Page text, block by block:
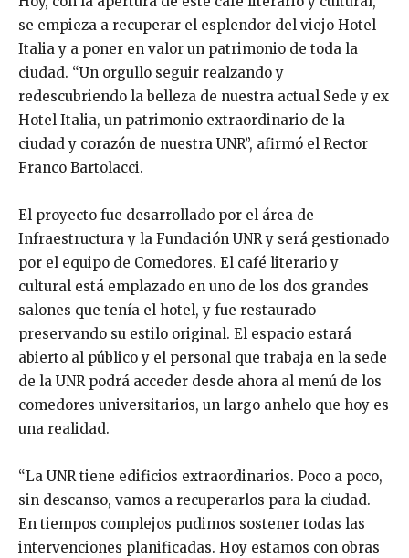
se empieza a recuperar el esplendor del viejo Hotel
Italia y a poner en valor un patrimonio de toda la
ciudad. “Un orgullo seguir realzando y
redescubriendo la belleza de nuestra actual Sede y ex
Hotel Italia, un patrimonio extraordinario de la
ciudad y corazón de nuestra UNR”, afirmó el Rector
Franco Bartolacci.
El proyecto fue desarrollado por el área de
Infraestructura y la Fundación UNR y será gestionado
por el equipo de Comedores. El café literario y
cultural está emplazado en uno de los dos grandes
salones que tenía el hotel, y fue restaurado
preservando su estilo original. El espacio estará
abierto al público y el personal que trabaja en la sede
de la UNR podrá acceder desde ahora al menú de los
comedores universitarios, un largo anhelo que hoy es
una realidad.
“La UNR tiene edificios extraordinarios. Poco a poco,
sin descanso, vamos a recuperarlos para la ciudad.
En tiempos complejos pudimos sostener todas las
intervenciones planificadas. Hoy estamos con obras